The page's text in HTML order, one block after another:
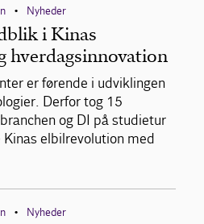
• Nyheder
i Kinas
hverdagsinnovation
er førende i udviklingen
Derfor tog 15
og DI på studietur
elbilrevolution med
• Nyheder